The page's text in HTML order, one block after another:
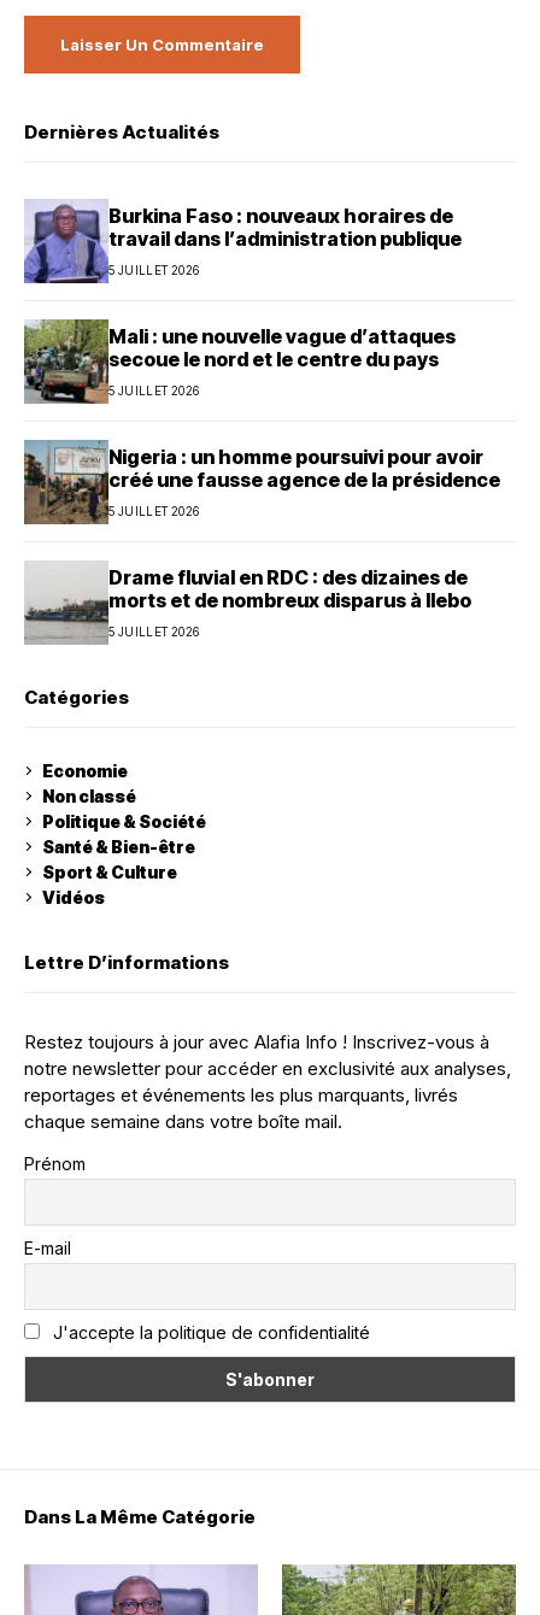
Dernières Actualités
Burkina Faso : nouveaux horaires de
travail dans l’administration publique
5 JUILLET 2026
Mali : une nouvelle vague d’attaques
secoue le nord et le centre du pays
5 JUILLET 2026
Nigeria : un homme poursuivi pour avoir
créé une fausse agence de la présidence
5 JUILLET 2026
Drame fluvial en RDC : des dizaines de
morts et de nombreux disparus à Ilebo
5 JUILLET 2026
Catégories
Economie
Non classé
Politique & Société
Santé & Bien-être
Sport & Culture
Vidéos
Lettre D’informations
Restez toujours à jour avec Alafia Info ! Inscrivez-vous à
notre newsletter pour accéder en exclusivité aux analyses,
reportages et événements les plus marquants, livrés
chaque semaine dans votre boîte mail.
Prénom
E-mail
J'accepte la politique de confidentialité
Dans La Même Catégorie